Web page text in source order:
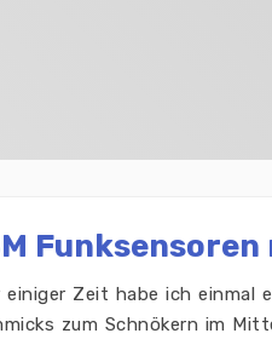
einiger Zeit habe ich einmal
zum Schnökern im